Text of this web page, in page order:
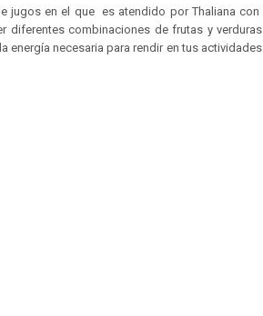
jugos en el que es atendido por Thaliana con
diferentes combinaciones de frutas y verduras
energía necesaria para rendir en tus actividades